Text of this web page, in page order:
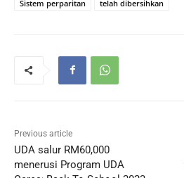
Sistem perparitan
telah dibersihkan
Previous article
UDA salur RM60,000
menerusi Program UDA